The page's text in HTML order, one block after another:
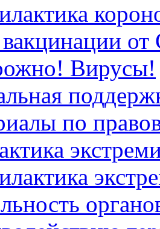
Вирусы!
по